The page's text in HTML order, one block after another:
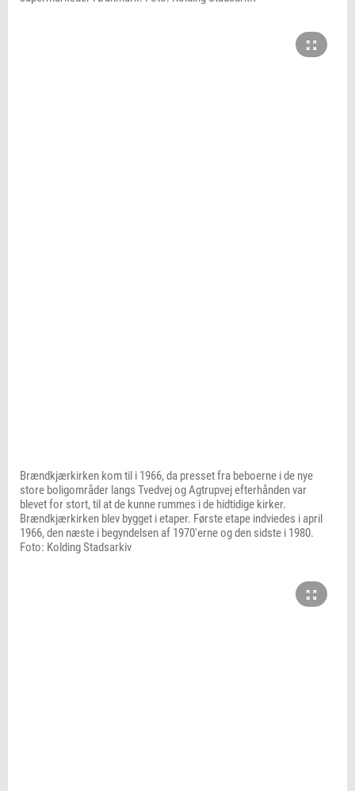
Brændkjærkirken kom til i 1966, da presset fra beboerne i de nye
store boligområder langs Tvedvej og Agtrupvej efterhånden var
blevet for stort, til at de kunne rummes i de hidtidige kirker.
Brændkjærkirken blev bygget i etaper. Første etape indviedes i april
1966, den næste i begyndelsen af 1970'erne og den sidste i 1980.
Foto: Kolding Stadsarkiv